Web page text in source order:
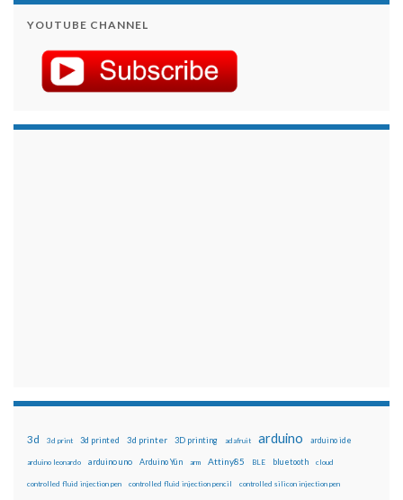
YOUTUBE CHANNEL
3d 3d print 3d printed 3d printer 3D printing adafruit arduino arduino ide
arduino leonardo arduino uno Arduino Yún arm Attiny85 BLE bluetooth cloud
controlled fluid injection pen controlled fluid injection pencil controlled silicon injection pen